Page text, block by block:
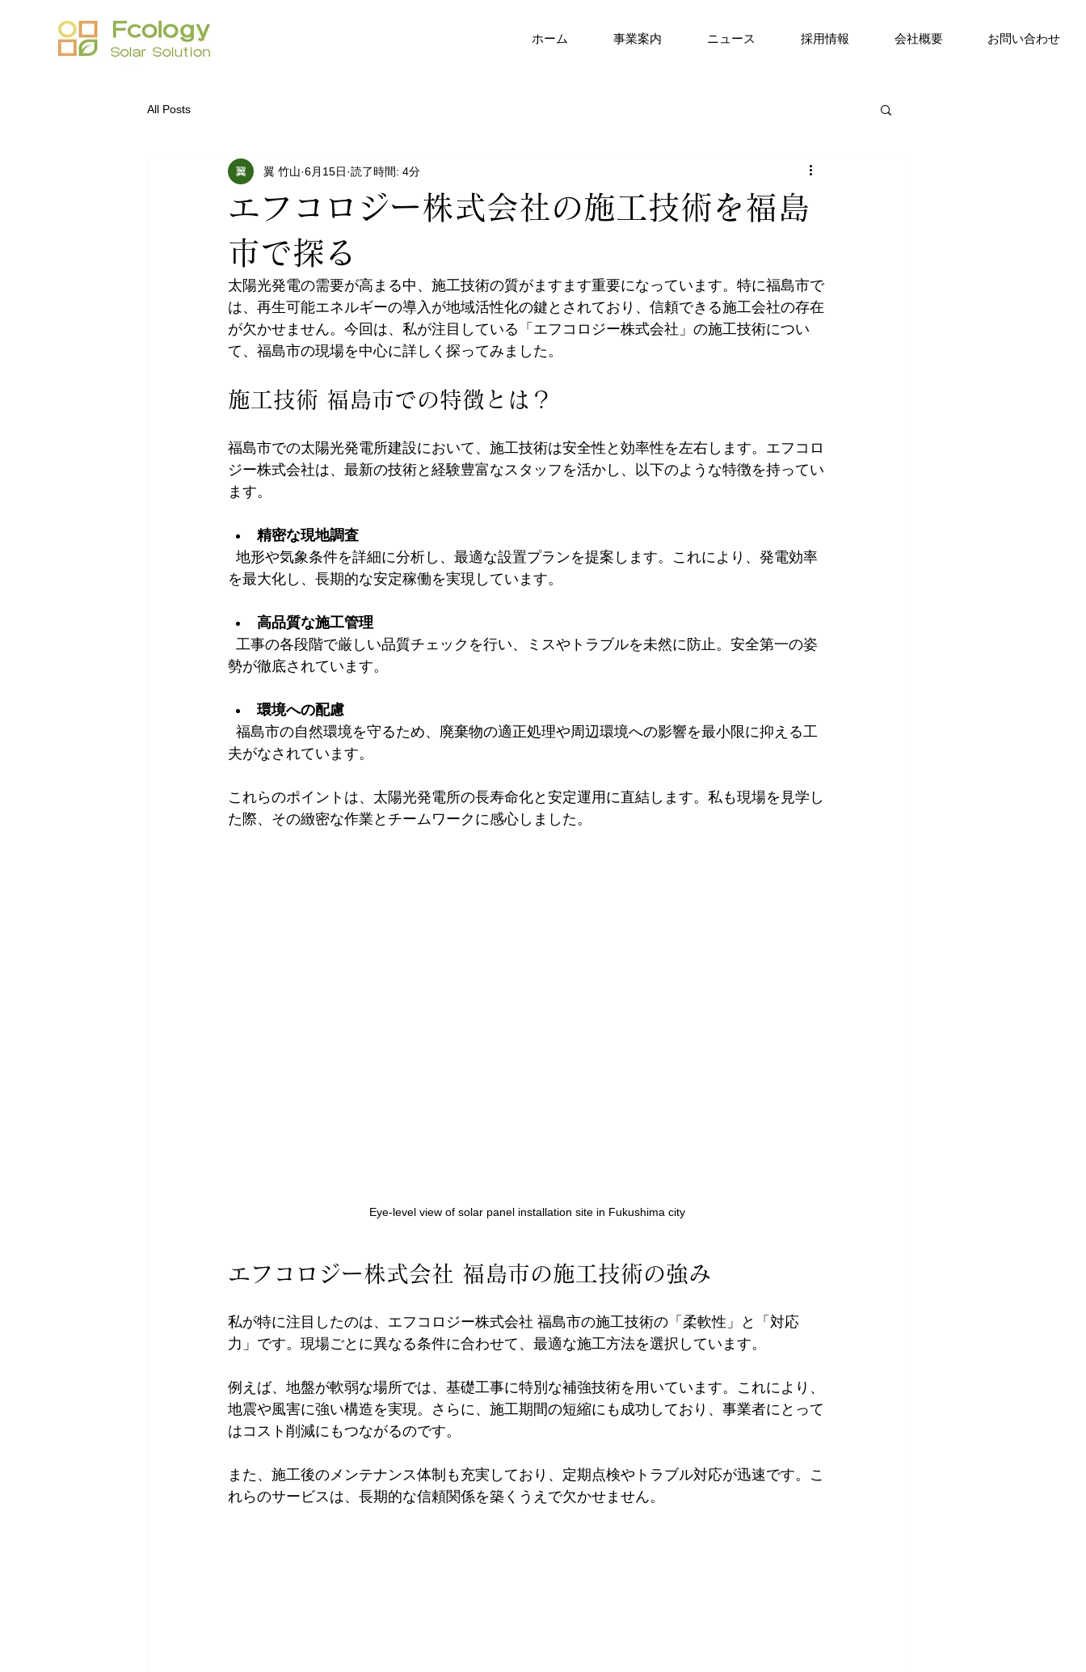
ホーム 事業案内 ニュース 採用情報 会社概要 お問い合わせ
All Posts
エフコロジー株式会社の施工技術を福島
市で探る
翼 竹山 6月15日 読了時間: 4分
太陽光発電の需要が高まる中、施工技術の質がますます重要になっています。特に福島市で
は、再生可能エネルギーの導入が地域活性化の鍵とされており、信頼できる施工会社の存在
が欠かせません。今回は、私が注目している「エフコロジー株式会社」の施工技術につい
て、福島市の現場を中心に詳しく探ってみました。
施工技術 福島市での特徴とは？
福島市での太陽光発電所建設において、施工技術は安全性と効率性を左右します。エフコロ
ジー株式会社は、最新の技術と経験豊富なスタッフを活かし、以下のような特徴を持ってい
ます。
精密な現地調査
を最大化し、長期的な安定稼働を実現しています。
高品質な施工管理
勢が徹底されています。
環境への配慮
夫がなされています。
これらのポイントは、太陽光発電所の長寿命化と安定運用に直結します。私も現場を見学し
た際、その緻密な作業とチームワークに感心しました。
Eye-level view of solar panel installation site in Fukushima city
エフコロジー株式会社 福島市の施工技術の強み
私が特に注目したのは、エフコロジー株式会社 福島市の施工技術の「柔軟性」と「対応
力」です。現場ごとに異なる条件に合わせて、最適な施工方法を選択しています。
例えば、地盤が軟弱な場所では、基礎工事に特別な補強技術を用いています。これにより、
地震や風害に強い構造を実現。さらに、施工期間の短縮にも成功しており、事業者にとって
はコスト削減にもつながるのです。
また、施工後のメンテナンス体制も充実しており、定期点検やトラブル対応が迅速です。こ
れらのサービスは、長期的な信頼関係を築くうえで欠かせません。